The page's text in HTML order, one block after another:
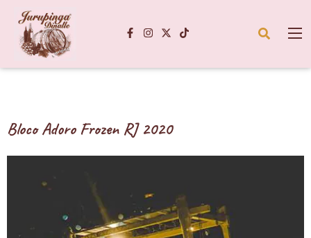
Bloco Adoro Frozen RJ 2020